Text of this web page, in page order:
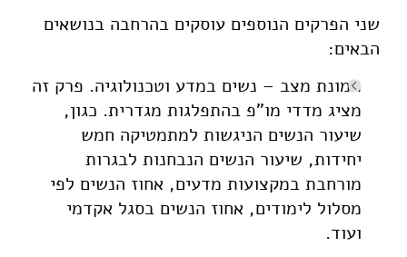
שני הפרקים הנוספים עוסקים בהרחבה בנושאים
הבאים:
תמונת מצב – נשים במדע וטכנולוגיה. פרק זה
מציג מדדי מו"פ בהתפלגות מגדרית. כגון,
שיעור הנשים הניגשות למתמטיקה חמש
יחידות, שיעור הנשים הנבחנות לבגרות
מורחבת במקצועות מדעים, אחוז הנשים לפי
מסלול לימודים, אחוז הנשים בסגל אקדמי
ועוד.